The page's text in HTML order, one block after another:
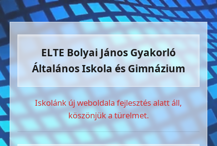
ELTE Bolyai János Gyakorló
Általános Iskola és Gimnázium
Iskolánk új weboldala fejlesztés alatt áll,
köszönjük a türelmet.